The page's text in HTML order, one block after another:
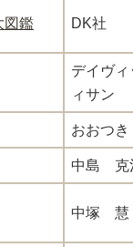
図鑑 DK社
デイヴ
ィサン
おおつ
中島 克
中塚 慧